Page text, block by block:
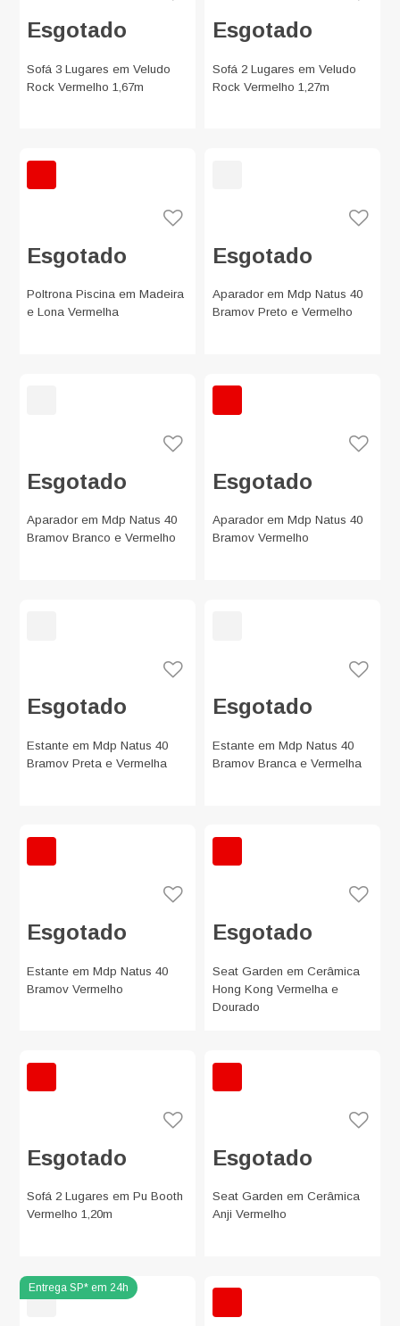
Esgotado
Sofá 3 Lugares em Veludo
Rock Vermelho 1,67m
Esgotado
Sofá 2 Lugares em Veludo
Rock Vermelho 1,27m
Esgotado
Poltrona Piscina em Madeira
e Lona Vermelha
Esgotado
Aparador em Mdp Natus 40
Bramov Preto e Vermelho
Esgotado
Aparador em Mdp Natus 40
Bramov Branco e Vermelho
Esgotado
Aparador em Mdp Natus 40
Bramov Vermelho
Esgotado
Estante em Mdp Natus 40
Bramov Preta e Vermelha
Esgotado
Estante em Mdp Natus 40
Bramov Branca e Vermelha
Esgotado
Estante em Mdp Natus 40
Bramov Vermelho
Esgotado
Seat Garden em Cerâmica
Hong Kong Vermelha e
Dourado
Esgotado
Sofá 2 Lugares em Pu Booth
Vermelho 1,20m
Esgotado
Seat Garden em Cerâmica
Anji Vermelho